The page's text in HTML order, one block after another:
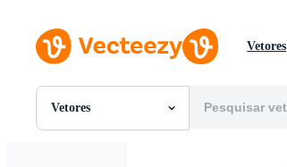
Vetores
Vetores
Todas Imagens